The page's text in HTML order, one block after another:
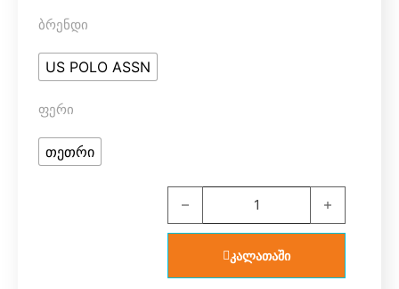
ბრენდი
US POLO ASSN
ფერი
თეთრი
US POLO ASSN 904 V6 ორეულის
კალათაში